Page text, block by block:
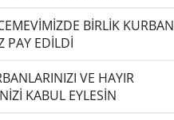
BİRLİK KURBAN
PAY EDİLDİ
VE HAYIR
KABUL EYLESİN